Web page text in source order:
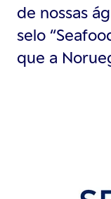
de nossas
selo
que a